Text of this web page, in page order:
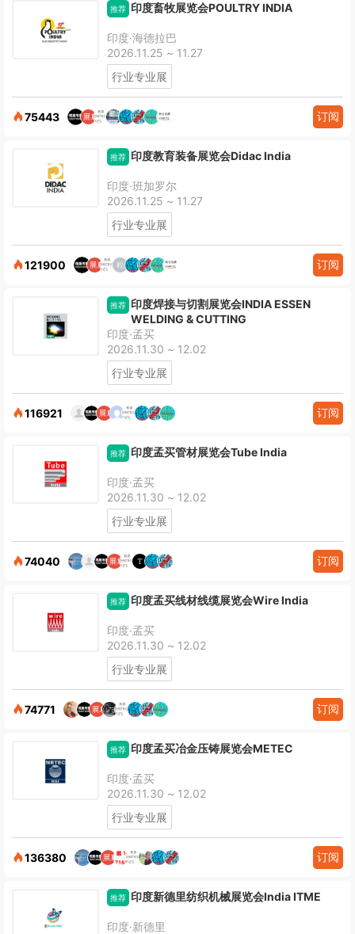
推荐 印度畜牧展览会POULTRY INDIA
印度·海德拉巴
2026.11.25 ~ 11.27
行业专业展
75443 订阅
推荐 印度教育装备展览会Didac India
印度·班加罗尔
2026.11.25 ~ 11.27
行业专业展
121900 订阅
推荐 印度焊接与切割展览会INDIA ESSEN
WELDING & CUTTING
印度·孟买
2026.11.30 ~ 12.02
行业专业展
116921 订阅
推荐 印度孟买管材展览会Tube India
印度·孟买
2026.11.30 ~ 12.02
行业专业展
74040 订阅
推荐 印度孟买线材线缆展览会Wire India
印度·孟买
2026.11.30 ~ 12.02
行业专业展
74771 订阅
推荐 印度孟买冶金压铸展览会METEC
印度·孟买
2026.11.30 ~ 12.02
行业专业展
136380 订阅
推荐 印度新德里纺织机械展览会India ITME
印度·新德里